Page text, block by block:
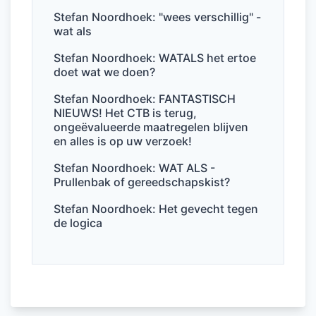
Stefan Noordhoek: "wees verschillig" -
wat als
Stefan Noordhoek: WATALS het ertoe
doet wat we doen?
Stefan Noordhoek: FANTASTISCH
NIEUWS! Het CTB is terug,
ongeëvalueerde maatregelen blijven
en alles is op uw verzoek!
Stefan Noordhoek: WAT ALS -
Prullenbak of gereedschapskist?
Stefan Noordhoek: Het gevecht tegen
de logica
o
o
k
n p